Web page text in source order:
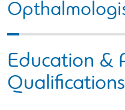
Education &
Qualifications